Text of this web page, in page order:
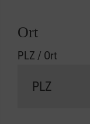
Ort
PLZ / Ort